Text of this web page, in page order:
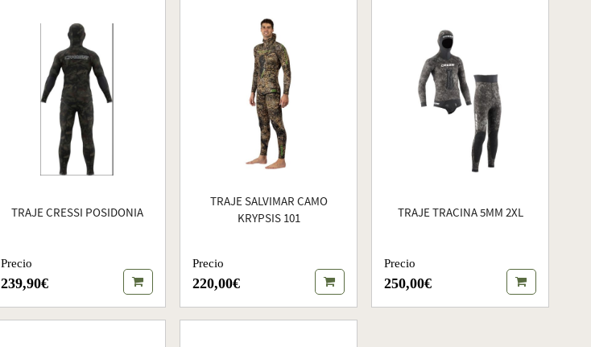
TRAJE CRESSI POSIDONIA
Precio
239,90€
TRAJE SALVIMAR CAMO
KRYPSIS 101
Precio
220,00€
TRAJE TRACINA 5MM 2XL
Precio
250,00€